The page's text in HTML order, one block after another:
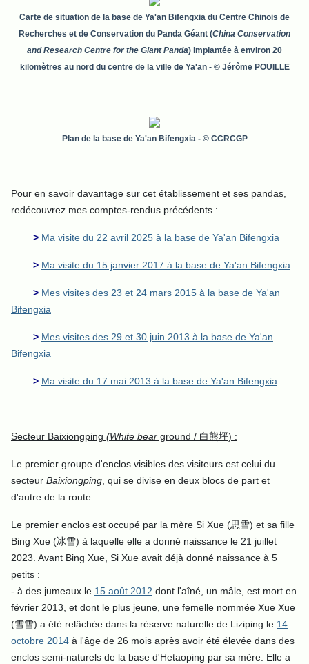
Carte de situation de la base de Ya'an Bifengxia du Centre Chinois de
Recherches et de Conservation du Panda Géant (China Conservation
and Research Centre for the Giant Panda) implantée à environ 20
kilomètres au nord du centre de la ville de Ya'an- © Jérôme POUILLE
Plan de la base de Ya'an Bifengxia- © CCRCGP
Pour en savoir davantage sur cet établissement et ses pandas,
redécouvrez mes comptes-rendus précédents :
> Ma visite du 22 avril 2025 à la base de Ya'an Bifengxia
> Ma visite du 15 janvier 2017 à la base de Ya'an Bifengxia
> Mes visites des 23 et 24 mars 2015 à la base de Ya'an
Bifengxia
> Mes visites des 29 et 30 juin 2013 à la base de Ya'an
Bifengxia
> Ma visite du 17 mai 2013 à la base de Ya'an Bifengxia
Secteur Baixiongping (White bear ground / 白熊坪) :
Le premier groupe d'enclos visibles des visiteurs est celui du
secteur Baixiongping , qui se divise en deux blocs de part et
d'autre de la route.
Le premier enclos est occupé par la mère Si Xue (思雪) et sa fille
Bing Xue (冰雪) à laquelle elle a donné naissance le 21 juillet
2023. Avant Bing Xue, Si Xue avait déjà donné naissance à 5
petits :
- à des jumeaux le 15 août 2012 dont l'aîné, un mâle, est mort en
février 2013, et dont le plus jeune, une femelle nommée Xue Xue
(雪雪) a été relâchée dans la réserve naturelle de Liziping le 14
octobre 2014 à l'âge de 26 mois après avoir été élevée dans des
enclos semi-naturels de la base d'Hetaoping par sa mère. Elle a